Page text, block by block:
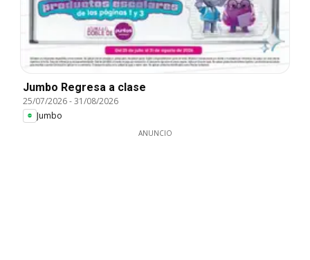
Jumbo Regresa a clase
25/07/2026-31/08/2026
Jumbo
ANUNCIO